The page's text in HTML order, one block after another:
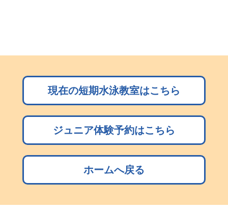
現在の短期水泳教室はこちら
ジュニア体験予約はこちら
ホームへ戻る